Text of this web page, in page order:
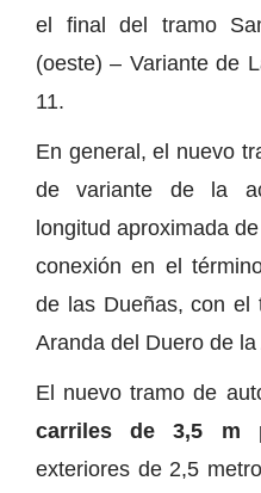
el final del tramo
(oeste) – Variante de
11.
En general, el nuevo
de variante de la
longitud aproximada
conexión en el
de las Dueñas, con el
Aranda del Duero de la
El nuevo tramo de
carriles de 3,5 m
exteriores de 2,5